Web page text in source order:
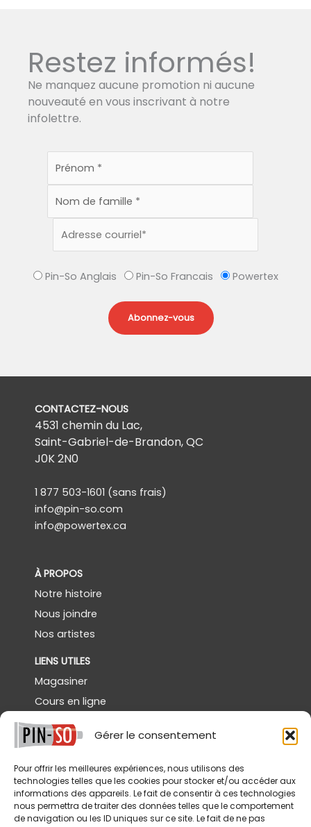
Gérer le consentement
Pour offrir les meilleures expériences, nous utilisons des
technologies telles que les cookies pour stocker et/ou accéder aux
informations des appareils. Le fait de consentir à ces technologies
nous permettra de traiter des données telles que le comportement
de navigation ou les ID uniques sur ce site. Le fait de ne pas
Restez informés!
Ne manquez aucune promotion ni aucune
nouveauté en vous inscrivant à notre
infolettre.
Pin-So Anglais Pin-So Francais Powertex
CONTACTEZ-NOUS
4531 chemin du Lac,
Saint-Gabriel-de-Brandon, QC
J0K 2N0
1 877 503-1601 (sans frais)
info@pin-so.com
info@powertex.ca
À PROPOS
Notre histoire
Nous joindre
Nos artistes
LIENS UTILES
Magasiner
Cours en ligne
Démos gratuites
Powertex Canada
SERVICES
Livraison